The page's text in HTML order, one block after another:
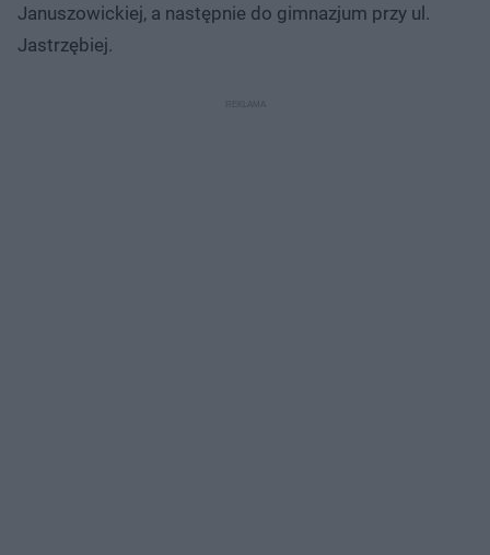
Januszowickiej, a następnie do gimnazjum przy ul.
Jastrzębiej.